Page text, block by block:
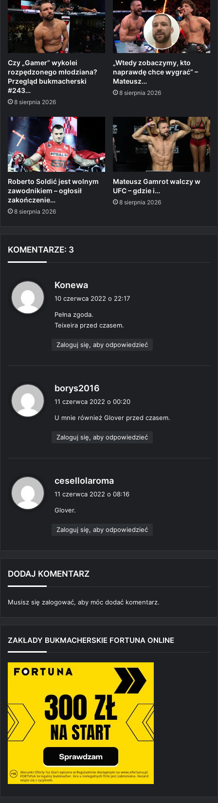
Czy „Gamer” wykolei
rozpędzonego młodziana?
Przegląd bukmacherski
#243…
8 sierpnia 2026
„Wtedy zobaczymy, kto
naprawdę chce wygrać” –
Mateusz…
8 sierpnia 2026
Roberto Soldić jest wolnym
zawodnikiem – ogłosił
zakończenie…
8 sierpnia 2026
Mateusz Gamrot walczy w
UFC – gdzie i…
8 sierpnia 2026
KOMENTARZE: 3
Konewa
z
e
10 czerwca 2022 o 22:17
Pełna zgoda.
Teixeira przed czasem.
Zaloguj się, aby odpowiedzieć
borys2016
z
:
11 czerwca 2022 o 00:20
U mnie również Glover przed czasem.
Zaloguj się, aby odpowiedzieć
cesellolaroma
:
11 czerwca 2022 o 08:16
Glover.
Zaloguj się, aby odpowiedzieć
DODAJ KOMENTARZ
Musisz się zalogować, aby móc dodać komentarz.
ZAKŁADY BUKMACHERSKIE FORTUNA ONLINE